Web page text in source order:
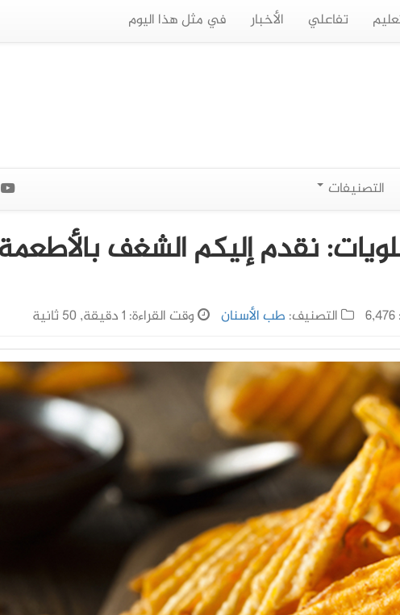
تفاعلي الأخبار في مثل هذا اليوم
التصنيفات
نقدم إليكم الشغف
التصنيف: طب الأسنان وقت القراءة: 1 دقيقة, 50 ثانية